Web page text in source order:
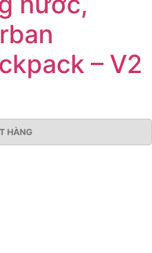
– V2
HÀNG